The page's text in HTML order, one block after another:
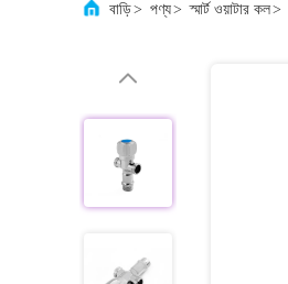
বাড়ি> পণ্য> স্মার্ট ওয়াটার কল>